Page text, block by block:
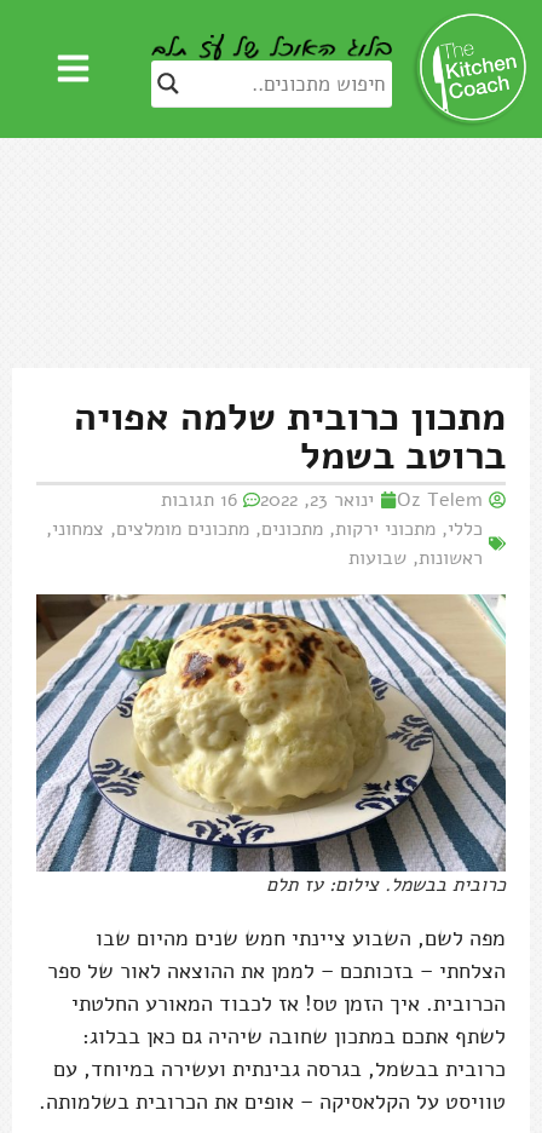
מתכון כרובית שלמה אפויה
ברוטב בשמל
Oz Telem ינואר 23, 2022
16 תגובות
כללי, מתכוני ירקות, מתכונים, מתכונים מומלצים, צמחוני,
ראשונות, שבועות
כרובית בבשמל. צילום: עז תלם
מפה לשם, השבוע ציינתי חמש שנים מהיום שבו
הצלחתי – בזכותכם – לממן את ההוצאה לאור של ספר
הכרובית. איך הזמן טס! אז לכבוד המאורע החלטתי
לשתף אתכם במתכון שחובה שיהיה גם כאן בבלוג:
כרובית בבשמל, בגרסה גבינתית ועשירה במיוחד, עם
טוויסט על הקלאסיקה – אופים את הכרובית בשלמותה.